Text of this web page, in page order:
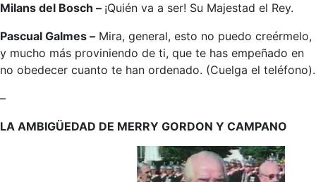
Milans del Bosch – ¡Quién va a ser! Su Majestad el Rey.
Pascual Galmes – Mira, general, esto no puedo creérmelo,
y mucho más proviniendo de ti, que te has empeñado en
no obedecer cuanto te han ordenado. (Cuelga el teléfono).
–
LA AMBIGÜEDAD DE MERRY GORDON Y CAMPANO